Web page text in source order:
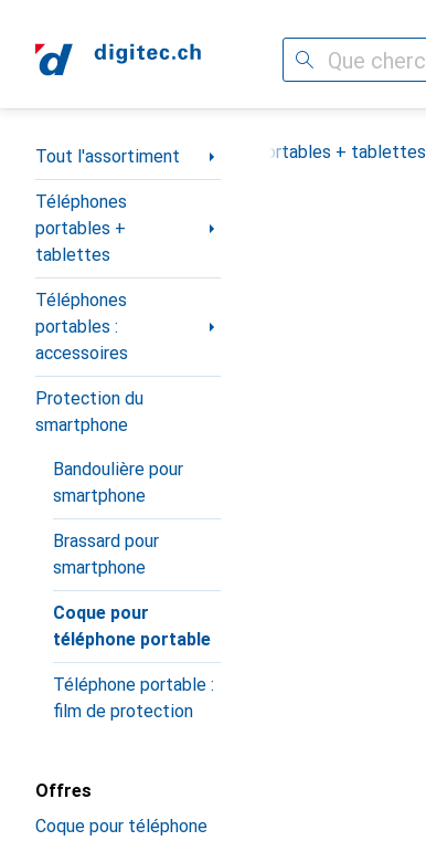
Recherche
Navigation par catégorie
Tout l'assortiment
Téléphones
portables +
tablettes
Téléphones
portables :
accessoires
Protection du
smartphone
Bandoulière pour
smartphone
Brassard pour
smartphone
Coque pour
téléphone portable
Téléphone portable :
film de protection
Offres
Coque pour téléphone
l'assortiment Téléphones portables + tablettes